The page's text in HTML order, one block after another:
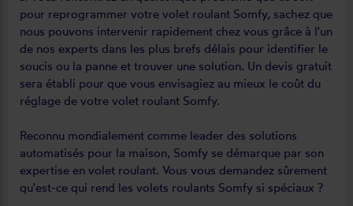
pour reprogrammer votre volet roulant Somfy, sachez que
nous pouvons intervenir rapidement chez vous grâce à l'un
de nos experts dans les plus brefs délais pour identifier le
soucis ou la panne et trouver une solution. Un devis gratuit
sera établi pour que vous envisagiez au mieux le coût du
réglage de votre volet roulant Somfy.
Reconnu mondialement comme leader des solutions
automatisés pour la maison, Somfy se démarque par son
expertise en volet roulant. Vous vous demandez sûrement
qu'est-ce qui rend les volets roulants Somfy si spéciaux ?